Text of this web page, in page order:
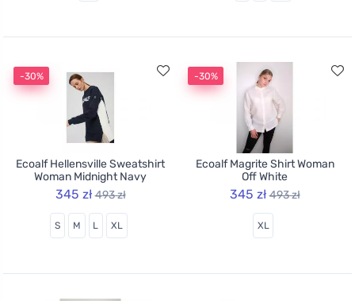
-30%
Ecoalf Hellensville Sweatshirt
Woman Midnight Navy
345 zł 493 zł
S M L XL
-30%
Ecoalf Magrite Shirt Woman
Off White
345 zł 493 zł
XL